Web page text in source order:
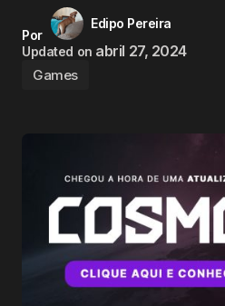
Por
Edipo Pereira
Updated on abril 27, 2024
Games